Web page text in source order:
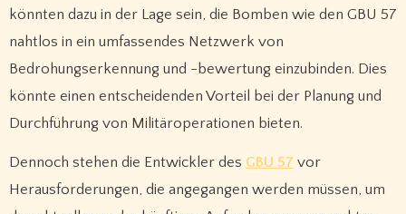
könnten dazu in der Lage sein, die Bomben wie den GBU 57
nahtlos in ein umfassendes Netzwerk von
Bedrohungserkennung und -bewertung einzubinden. Dies
könnte einen entscheidenden Vorteil bei der Planung und
Durchführung von Militäroperationen bieten.
Dennoch stehen die Entwickler des GBU 57 vor
Herausforderungen, die angegangen werden müssen, um